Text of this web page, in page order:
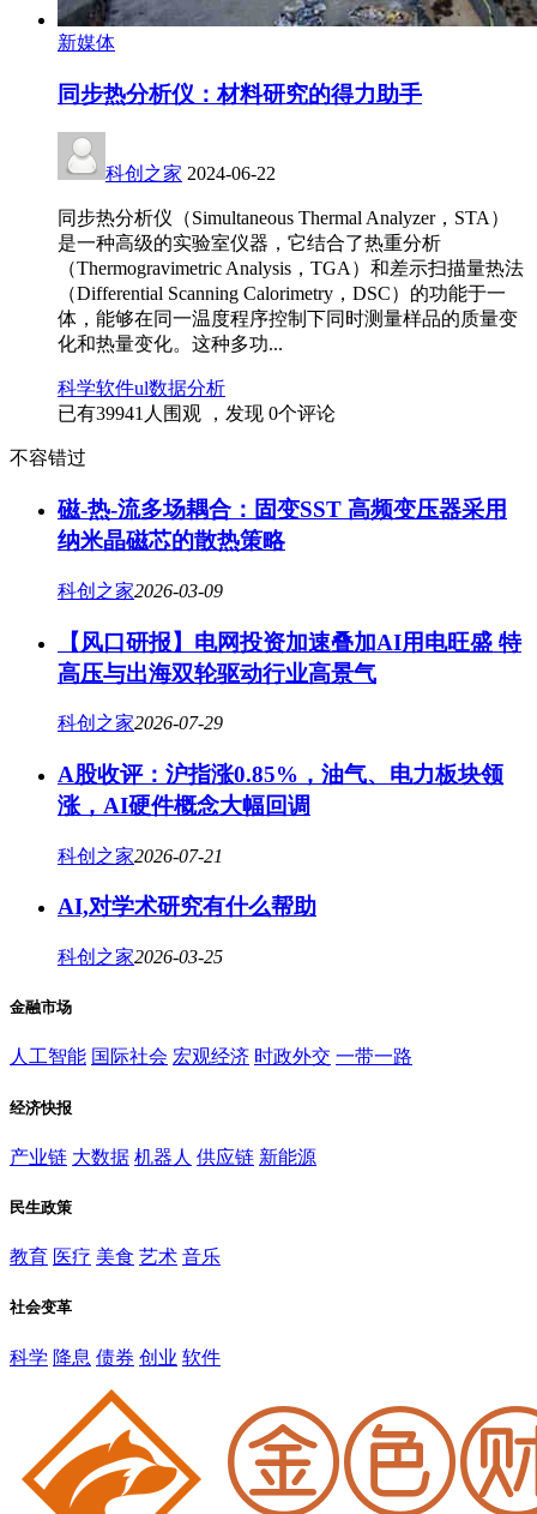
新媒体
同步热分析仪：材料研究的得力助手
科创之家 2024-06-22
同步热分析仪（Simultaneous Thermal Analyzer，STA）
是一种高级的实验室仪器，它结合了热重分析
（Thermogravimetric Analysis，TGA）和差示扫描量热法
（Differential Scanning Calorimetry，DSC）的功能于一
体，能够在同一温度程序控制下同时测量样品的质量变
化和热量变化。这种多功...
科学软件ul数据分析
已有39941 人围观 ，发现 0个评论
不容错过
磁-热-流多场耦合：固变SST 高频变压器采用
纳米晶磁芯的散热策略
科创之家2026-03-09
【风口研报】电网投资加速叠加AI用电旺盛 特
高压与出海双轮驱动行业高景气
科创之家2026-07-29
A股收评：沪指涨0.85%，油气、电力板块领
涨，AI硬件概念大幅回调
科创之家2026-07-21
AI,对学术研究有什么帮助
科创之家2026-03-25
金融市场
人工智能 国际社会 宏观经济 时政外交 一带一路
经济快报
产业链 大数据 机器人 供应链 新能源
民生政策
教育 医疗 美食 艺术 音乐
社会变革
科学 降息 债券 创业 软件